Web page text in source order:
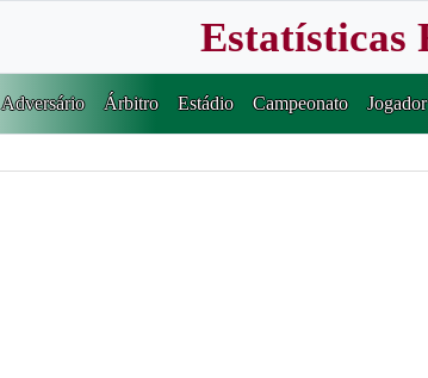
Estatísticas
Adversário Árbitro Estádio Campeonato Jogador